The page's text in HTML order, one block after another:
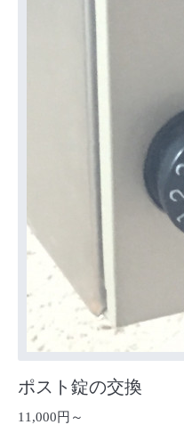
ポスト錠の交換
11,000円～